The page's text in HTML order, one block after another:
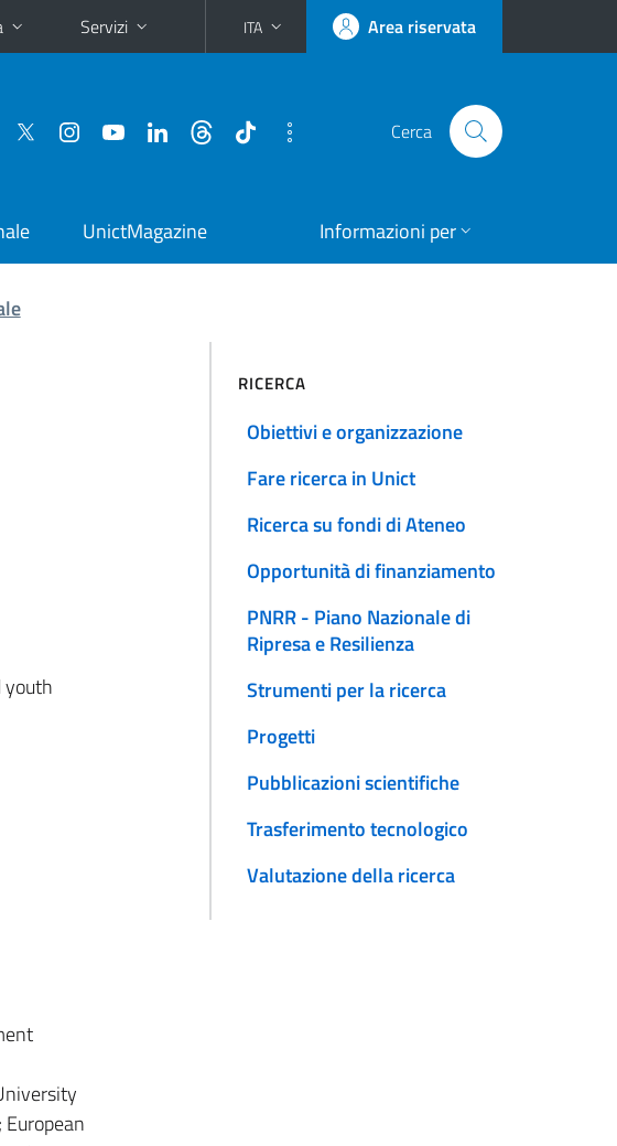
Servizi ITA Area riservata
Cerca
UnictMagazine Informazioni per
youth
RICERCA
Obiettivi e organizzazione
Fare ricerca in Unict
Ricerca su fondi di Ateneo
Opportunità di finanziamento
PNRR - Piano Nazionale di
Ripresa e Resilienza
Strumenti per la ricerca
Progetti
Pubblicazioni scientifiche
Trasferimento tecnologico
Valutazione della ricerca